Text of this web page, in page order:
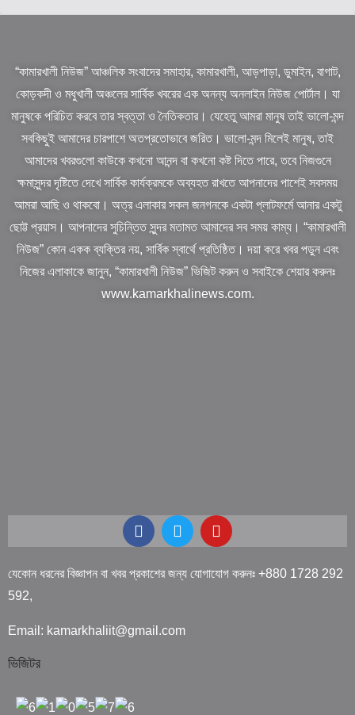
“কামারখালী নিউজ” আঞ্চলিক সংবাদের সমাহার, কামারখালী, আড়পাড়া, ডুমাইন, বাগাট,
কোড়কদী ও মধুখালী অঞ্চলের সার্বিক খবরের এক অনন্য অনলাইন নিউজ পোর্টাল। যা
মানুষকে পরিচিত করবে তার স্বত্তা ও নৈতিকতার। যেহেতু আমরা মানুষ তাই ভালো-মন্দ
সবকিছুই আমাদের চারপাশে অতপ্রতোভাবে জরিত। ভালো-মন্দ মিলেই মানুষ, তাই
আমাদের খবরগুলো কাউকে কখনো আনন্দ বা কখনো কষ্ট দিতে পারে, তবে নিজগুনে
ক্ষমাসুন্দর দৃষ্টিতে দেখে সার্বিক কার্যক্রমকে অব্যহত রাখতে আপনাদের পাশেই সবসময়
আমরা আছি ও থাকবো। অত্র এলাকার সকল জনগনকে একটা প্লাটফর্মে আনার একটু
ছোট্ট প্রয়াস। আপনাদের সুচিন্তিত সুন্দর মতামত আমাদের সব সময় কাম্য। “কামারখালী
নিউজ” কোন একক ব্যক্তির নয়, সার্বিক স্বার্থে প্রতিষ্ঠিত। দয়া করে খবর পড়ুন এবং
নিজের এলাকাকে জানুন, “কামারখালী নিউজ” ভিজিট করুন ও সবাইকে শেয়ার করুনঃ
www.kamarkhalinews.com.
যেকোন ধরনের বিজ্ঞাপন বা খবর প্রকাশের জন্য যোগাযোগ করুনঃ +880 1728 292
592,
Email: kamarkhaliit@gmail.com
ভিজিটর